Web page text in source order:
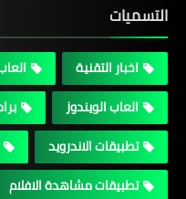
التسميات
اخبار التقنية
العاب الويندوز
تطبيقات الاندرويد
تطبيقات مشاهدة الافلام